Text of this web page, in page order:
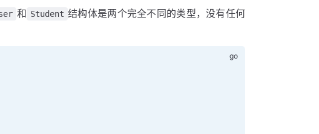
和 Student 结构体是两个完全不同的类型，没有任何